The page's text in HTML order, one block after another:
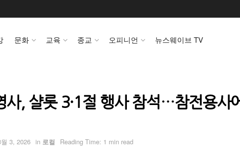
문화 교육 종교 오피니언 뉴스웨이브 TV
사, 샬롯 3·1절 행사 참석…참전용사
3, 2026 in 로컬 Reading Time: 1 min read